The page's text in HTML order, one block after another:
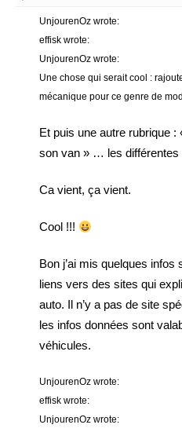
UnjourenOz wrote:
effisk wrote:
UnjourenOz wrote:
Une chose qui serait cool :
mécanique pour ce genre de
Et puis une autre rubrique
son van » … les différentes
Ca vient, ça vient.
Cool !!!
Bon j’ai mis quelques infos
liens vers des sites qui
auto. Il n’y a pas de site
les infos données sont
véhicules.
UnjourenOz wrote:
effisk wrote:
UnjourenOz wrote: